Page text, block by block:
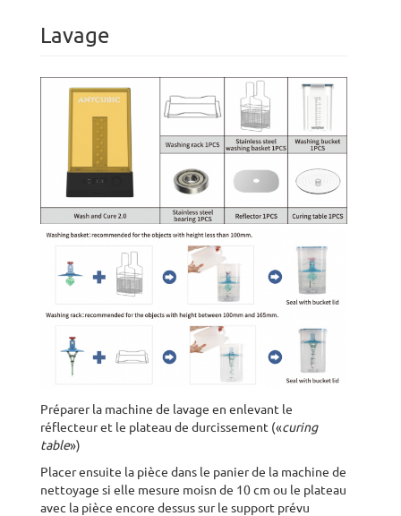
Lavage
Préparer la machine de lavage en enlevant le
réflecteur et le plateau de durcissement («curing
table»)
Placer ensuite la pièce dans le panier de la machine de
nettoyage si elle mesure moisn de 10 cm ou le plateau
avec la pièce encore dessus sur le support prévu